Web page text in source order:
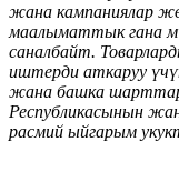
жана кампаниялар
маалыматтык гана
саналбайт.
иштерди аткаруу
жана башка
Республикасынын
расмий ыйгарым